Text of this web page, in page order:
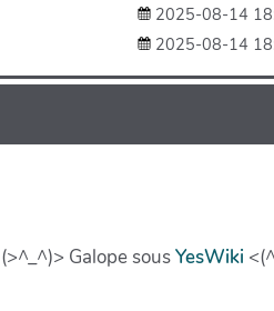
2025-08-14
2025-08-14
(>^_^)> Galope sousYesWiki